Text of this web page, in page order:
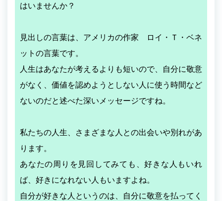
はいませんか？
見出しの言葉は、アメリカの作家 ロイ・Ｔ・ベネ
ットの言葉です。
人生はあなたが考えるよりも短いので、自分に敬意
がなく、価値を認めようとしない人に使う時間など
ないのだと述べた深いメッセージですね。
私たちの人生、さまざまな人との出会いや別れがあ
ります。
あなたの周りを見回してみても、好きな人もいれ
ば、好きになれない人もいますよね。
自分が好きな人というのは、自分に敬意を払ってく